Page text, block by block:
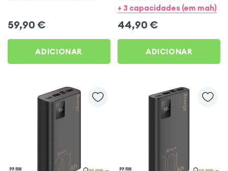
59,90 €
ADICIONAR
USB-C + 4× USB –
Galaxy Tab S8
+ 3 capacidades (em mah)
44,90 €
ADICIONAR